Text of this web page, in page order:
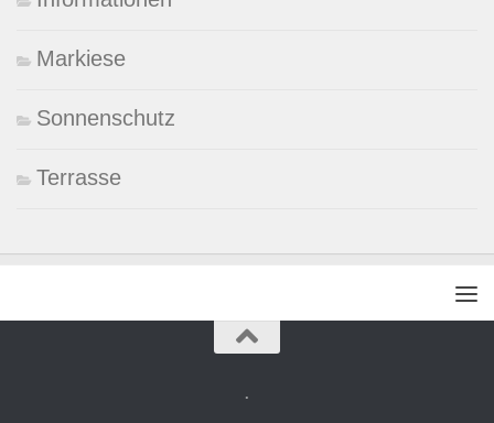
Markiese
Sonnenschutz
Terrasse
.